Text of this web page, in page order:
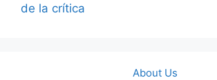
de la crítica
About Us